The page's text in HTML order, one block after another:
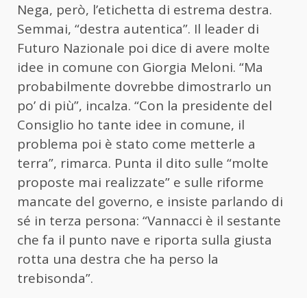
Nega, però, l’etichetta di estrema destra.
Semmai, “destra autentica”. Il leader di
Futuro Nazionale poi dice di avere molte
idee in comune con Giorgia Meloni. “Ma
probabilmente dovrebbe dimostrarlo un
po’ di più”, incalza. “Con la presidente del
Consiglio ho tante idee in comune, il
problema poi è stato come metterle a
terra”, rimarca. Punta il dito sulle “molte
proposte mai realizzate” e sulle riforme
mancate del governo, e insiste parlando di
sé in terza persona: “Vannacci è il sestante
che fa il punto nave e riporta sulla giusta
rotta una destra che ha perso la
trebisonda”.